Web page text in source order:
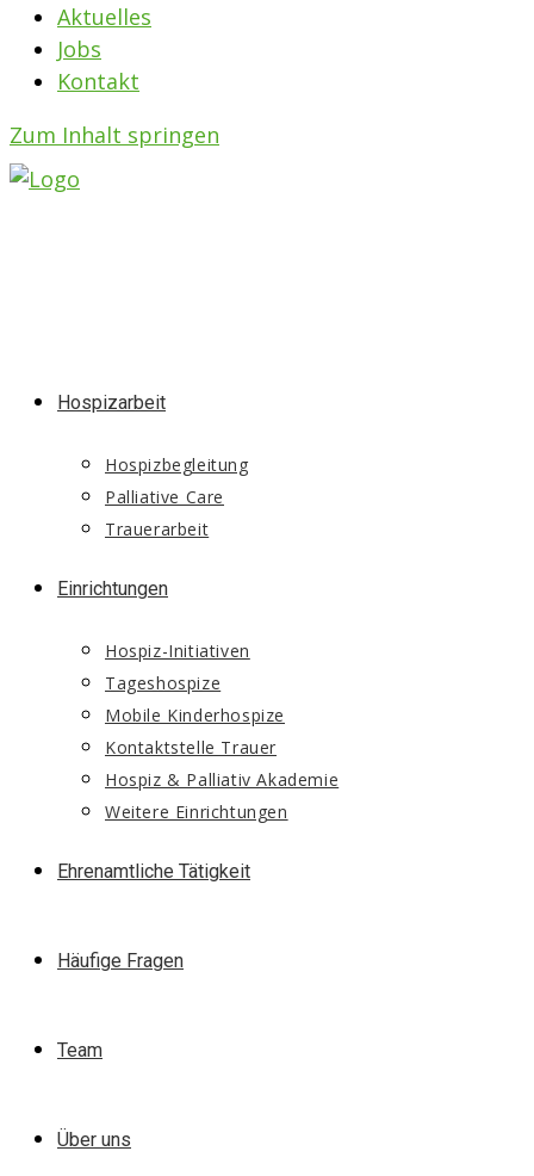
Aktuelles
Jobs
Kontakt
Zum Inhalt springen
Hospizarbeit
Hospizbegleitung
Palliative Care
Trauerarbeit
Einrichtungen
Hospiz-Initiativen
Tageshospize
Mobile Kinderhospize
Kontaktstelle Trauer
Hospiz & Palliativ Akademie
Weitere Einrichtungen
Ehrenamtliche Tätigkeit
Häufige Fragen
Team
Über uns